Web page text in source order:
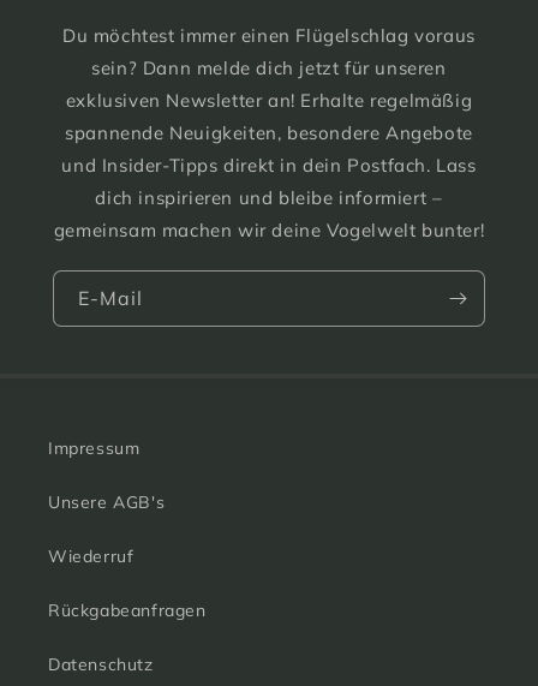
Du möchtest immer einen Flügelschlag voraus
sein? Dann melde dich jetzt für unseren
exklusiven Newsletter an! Erhalte regelmäßig
spannende Neuigkeiten, besondere Angebote
und Insider-Tipps direkt in dein Postfach. Lass
dich inspirieren und bleibe informiert –
gemeinsam machen wir deine Vogelwelt bunter!
E-Mail
Impressum
Unsere AGB's
Wiederruf
Rückgabeanfragen
Datenschutz